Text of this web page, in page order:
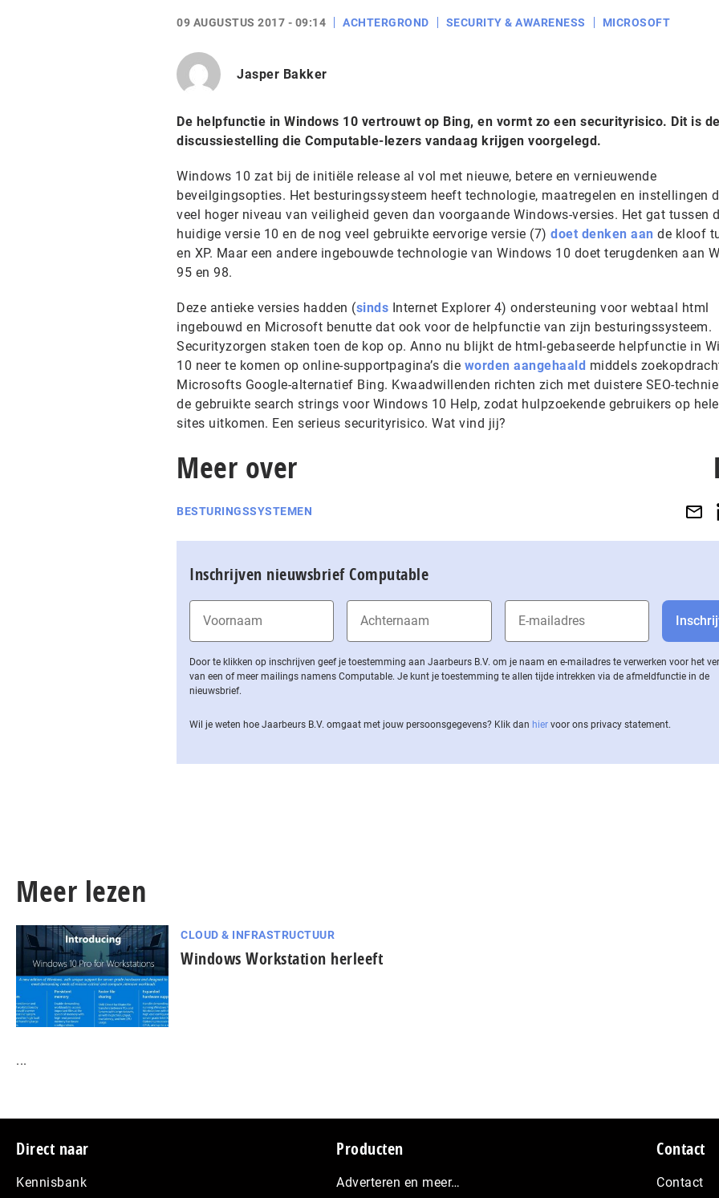
09 AUGUSTUS 2017 - 09:14 ACHTERGROND SECURITY & AWARENESS MICROSOFT
Jasper Bakker
De helpfunctie in Windows 10 vertrouwt op Bing, en vormt zo een securityrisico. Dit is de
discussiestelling die Computable-lezers vandaag krijgen voorgelegd.
Windows 10 zat bij de initiële release al vol met nieuwe, betere en vernieuwende
beveilgingsopties. Het besturingssysteem heeft technologie, maatregelen en instellingen
veel hoger niveau van veiligheid geven dan voorgaande Windows-versies. Het gat tussen
huidige versie 10 en de nog veel gebruikte eervorige versie (7) doet denken aan de kloof
en XP. Maar een andere ingebouwde technologie van Windows 10 doet terugdenken aan
95 en 98.
Deze antieke versies hadden (sinds Internet Explorer 4) ondersteuning voor webtaal html
ingebouwd en Microsoft benutte dat ook voor de helpfunctie van zijn besturingssysteem.
Securityzorgen staken toen de kop op. Anno nu blijkt de html-gebaseerde helpfunctie in
10 neer te komen op online-supportpagina’s die worden aangehaald middels
Microsofts Google-alternatief Bing. Kwaadwillenden richten zich met duistere SEO-
de gebruikte search strings voor Windows 10 Help, zodat hulpzoekende gebruikers op
sites uitkomen. Een serieus securityrisico. Wat vind jij?
Meer over
BESTURINGSSYSTEMEN
Inschrijven nieuwsbrief Computable
Door te klikken op inschrijven geef je toestemming aan Jaarbeurs B.V. om je naam en e-mailadres te verwerken voor het
van een of meer mailings namens Computable. Je kunt je toestemming te allen tijde intrekken via de af­meld­func­tie in de
nieuwsbrief.
Wil je weten hoe Jaarbeurs B.V. omgaat met jouw per­soons­ge­ge­vens? Klik dan hier voor ons privacy statement.
Meer lezen
CLOUD & INFRASTRUCTUUR
Windows Workstation herleeft
...
Footer
Direct naar
Kennisbank
Producten
Adverteren en meer…
Contact
Contact